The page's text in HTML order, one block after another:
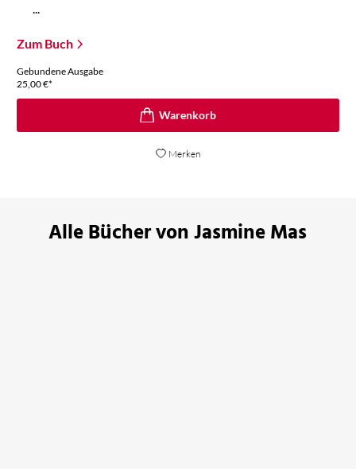
...
Zum Buch
Gebundene Ausgabe
25,00€*
Merken
Alle Bücher von Jasmine Mas